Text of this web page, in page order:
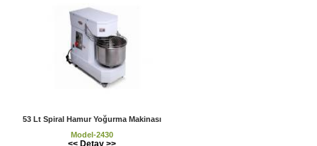
53 Lt Spiral Hamur Yoğurma Makinası
Model-2430